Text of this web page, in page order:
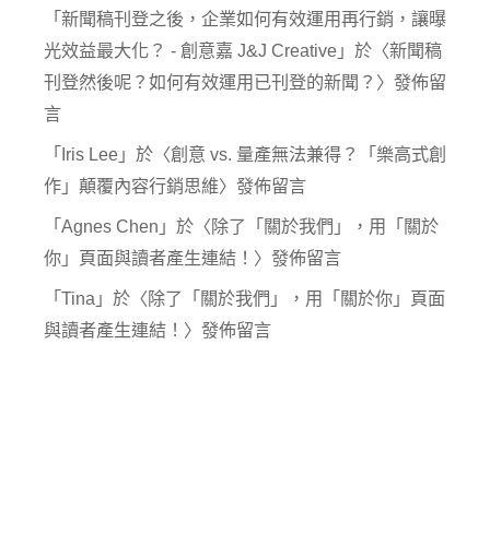
「 新聞稿刊登之後，企業如何有效運用再行銷，讓曝
光效益最大化？ - 創意嘉 J&J Creative 」於〈新聞稿
刊登然後呢？如何有效運用已刊登的新聞？ 〉發佈留
言
「 Iris Lee 」於〈創意 vs. 量產無法兼得？「樂高式創
作」顛覆內容行銷思維〉發佈留言
「 Agnes Chen 」於〈除了「關於我們」，用「關於
你」頁面與讀者產生連結！ 〉發佈留言
「 Tina 」於〈除了「關於我們」，用「關於你」頁面
與讀者產生連結！ 〉發佈留言